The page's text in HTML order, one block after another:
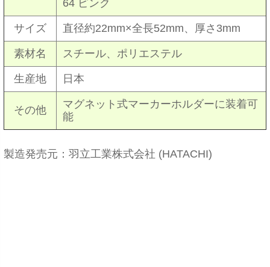
64 ピンク
サイズ 直径約22mm×全長52mm、厚さ3mm
素材名 スチール、ポリエステル
生産地 日本
その他
マグネット式マーカーホルダーに装着可
能
製造発売元：羽立工業株式会社 (HATACHI)